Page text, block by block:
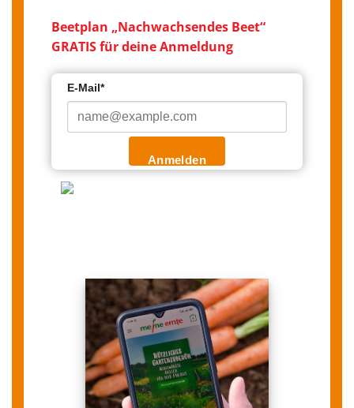
Beetplan „Nachwachsendes Beet“
GRATIS für deine Anmeldung
E-Mail*
Anmelden